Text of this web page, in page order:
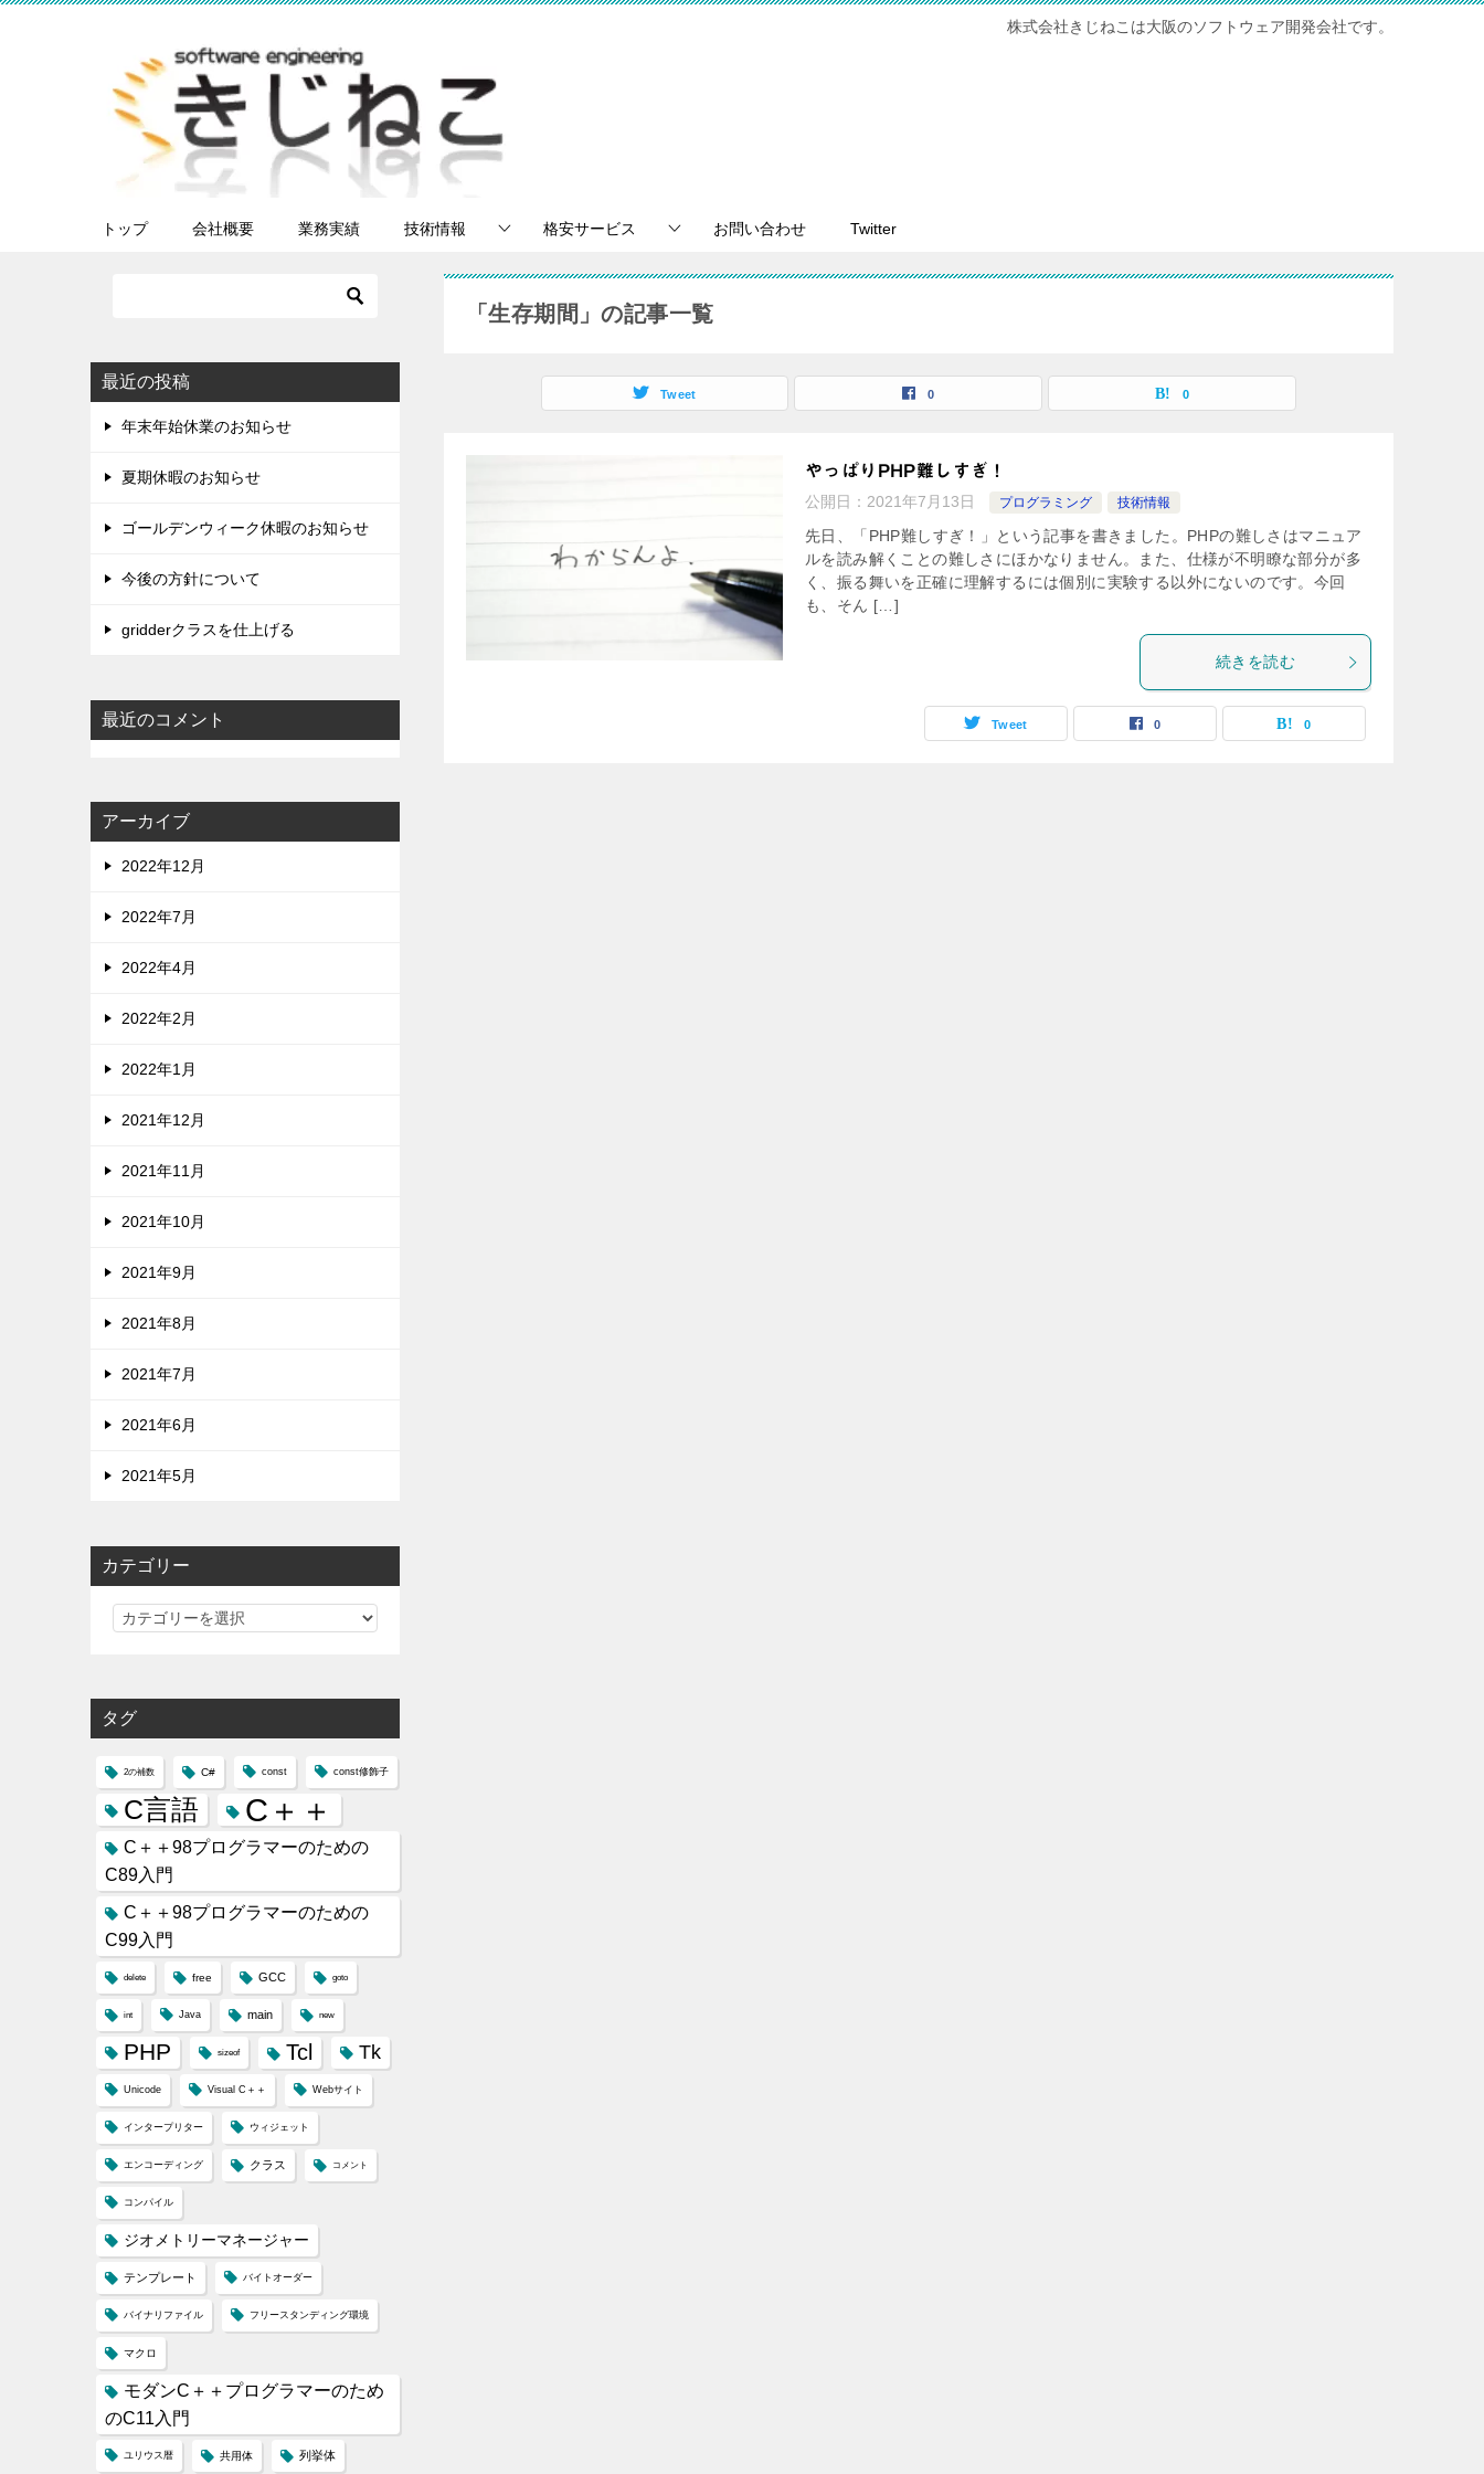
株式会社きじねこは大阪のソフトウェア開発会社です。
トップ 会社概要 業務実績 技術情報 格安サービス お問い合わせ Twitter
「生存期間」の記事一覧
Tweet 0 0
やっぱりPHP難しすぎ！
公開日： 2021年7月13日 プログラミング 技術情報
先日、「PHP難しすぎ！」という記事を書きました。PHPの難しさはマニュア
ルを読み解くことの難しさにほかなりません。また、仕様が不明瞭な部分が多
く、振る舞いを正確に理解するには個別に実験する以外にないのです。今回
も、そん […]
続きを読む
Tweet 0 0
最近の投稿
年末年始休業のお知らせ
夏期休暇のお知らせ
ゴールデンウィーク休暇のお知らせ
今後の方針について
gridderクラスを仕上げる
最近のコメント
アーカイブ
2022年12月
2022年7月
2022年4月
2022年2月
2022年1月
2021年12月
2021年11月
2021年10月
2021年9月
2021年8月
2021年7月
2021年6月
2021年5月
カテゴリー
カ
リ
ー
タグ
2の補数 C# const const修飾子
C言語 C＋＋
C＋＋98プログラマーのための
C89入門
C＋＋98プログラマーのための
C99入門
delete free GCC goto
int Java main new
PHP sizeof Tcl Tk
Unicode Visual C＋＋ Webサイト
インタープリター ウィジェット
エンコーディング クラス コメント
コンパイル
ジオメトリーマネージャー
テンプレート バイトオーダー
バイナリファイル フリースタンディング環境
マクロ
モダンC＋＋プログラマーのため
のC11入門
ユリウス暦 共用体 列挙体